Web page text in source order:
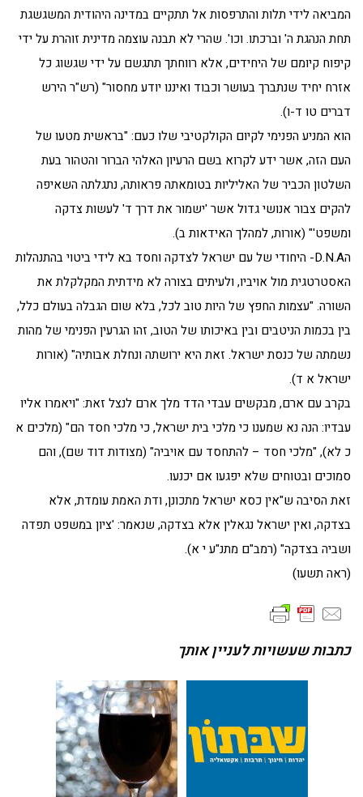
המביאה לידי תלות והתרפסות אל תתקיים במדינה היהודית המשגשגת
תחת הנהגת ה' וברכתו. וכו'. שהרי לא תבנה עוצמה מדינית זוהרת על ידי
קיפוח קיומם של היחידים, אלא רווחתך תתגשם על ידי שגשוג כל
אזרח יחיד שנתברך בעושר וכבוד ואיננו יודע מחסור" (רש"ר הירש
דברים טו ד-ו).
הוא המניע הפנימי לקיום הקולקטיבי שלו כעם: "בראשית מטעו של
העם הזה, אשר ידע לקרוא בשם הרעיון האלהי הברור והטהור בעת
השלטון הכביר של האליליות בטומאתה פראותה, נתגלתה השאיפה
להקים צבור אנושי גדול אשר 'ישמור את דרך ד' לעשות צדקה
ומשפט'" (אורות, למהלך האידאות ב).
הD.N.A- היחודי של עם ישראל לצדקה וחסד בא לידי ביטוי בהתנהלות
האסטרטגית מול אויביו, ולעיתים בצורה לא מידתית המקלקלת את
השורה. "עצמות החפץ של היות טוב לכל, בלא שום הגבלה בעולם כלל,
בין בכמות הניטבים ובין באיכותו של הטוב, זהו הגרעין הפנימי של מהות
נשמתה של כנסת ישראל. זאת היא ירושתה ונחלת אבותיה" (אורות
ישראל א ד).
בקרב עם ארם, מבקשים עבדי הדד מלך ארם לנצל זאת: "ויאמרו אליו
עבדיו: הנה נא שמענו כי מלכי בית ישראל, כי מלכי חסד הם" (מלכים א
כ לא), "מלכי חסד – להתחסד עם אויביה" (מצודות דוד שם), והם
סמוכים ובטוחים שלא יפגעו אם יכנעו.
זאת הסיבה ש"אין כסא ישראל מתכונן, ודת האמת עומדת, אלא
בצדקה, ואין ישראל נגאלין אלא בצדקה, שנאמר: 'ציון במשפט תפדה
ושביה בצדקה" (רמב"ם מתנ"ע י א).
(ראה תשעו)
כתבות שעשויות לעניין אותך